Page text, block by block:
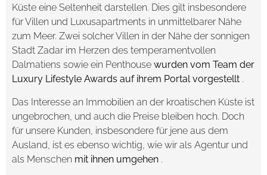
Küste eine Seltenheit darstellen. Dies gilt insbesondere
für Villen und Luxusapartments in unmittelbarer Nähe
zum Meer. Zwei solcher Villen in der Nähe der sonnigen
Stadt Zadar im Herzen des temperamentvollen
Dalmatiens sowie ein Penthouse wurden vom Team der
Luxury Lifestyle Awards auf ihrem Portal vorgestellt .
Das Interesse an Immobilien an der kroatischen Küste ist
ungebrochen, und auch die Preise bleiben hoch. Doch
für unsere Kunden, insbesondere für jene aus dem
Ausland, ist es ebenso wichtig, wie wir als Agentur und
als Menschen mit ihnen umgehen .